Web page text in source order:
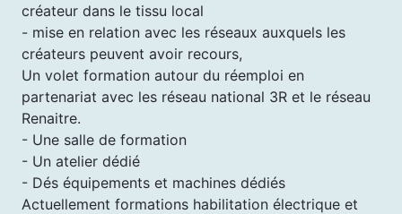
créateur dans le tissu local
- mise en relation avec les réseaux auxquels les
créateurs peuvent avoir recours,
Un volet formation autour du réemploi en
partenariat avec les réseau national 3R et le réseau
Renaitre.
- Une salle de formation
- Un atelier dédié
- Dés équipements et machines dédiés
Actuellement formations habilitation électrique et